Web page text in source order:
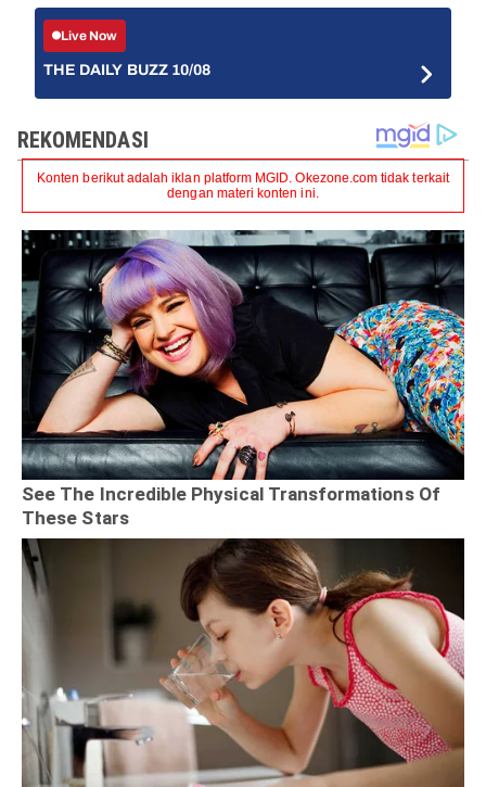
Live Now
THE DAILY BUZZ 10/08